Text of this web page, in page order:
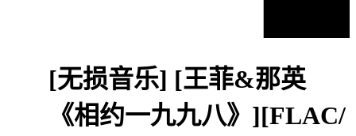
[无损音乐] [王菲&那英
《相约一九九八》][FLAC/